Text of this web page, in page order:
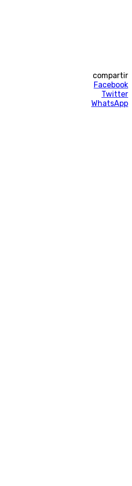
compartir
Facebook
Twitter
WhatsApp